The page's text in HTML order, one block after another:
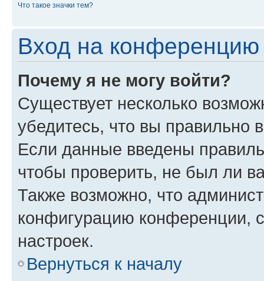
Что такое значки тем?
Вход на конференцию
Почему я не могу войти?
Существует несколько
убедитесь, что вы правильно
Если данные введены
чтобы проверить, не был ли
Также возможно, что
конфигурацию конференции,
настроек.
Вернуться к началу